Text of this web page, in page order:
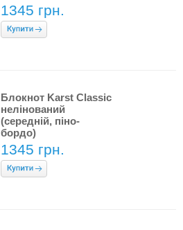
1345 грн.
Блокнот Karst Classic
нелінований
(середній, піно-
бордо)
1345 грн.